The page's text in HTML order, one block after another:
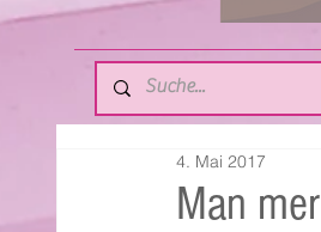
Man
4. Mai 2017